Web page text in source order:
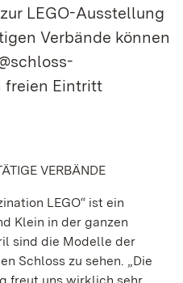
LEGO-Ausstellung
Verbände können
freien Eintritt
VERBÄNDE
LEGO“ ist ein
Klein in der ganzen
sind die Modelle der
Schloss zu sehen. „Die